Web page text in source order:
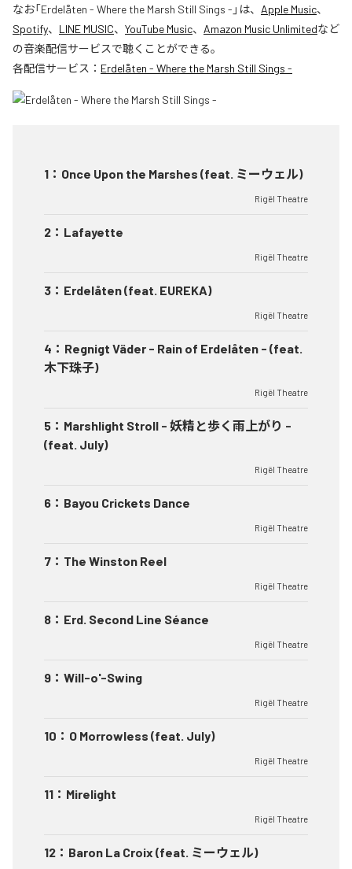
なお「Erdelåten - Where the Marsh Still Sings - 」は、 Apple Music、
Spotify、 LINE MUSIC、 YouTube Music、 Amazon Music Unlimitedなど
の音楽配信サービスで聴くことができる。
各配信サービス： Erdelåten - Where the Marsh Still Sings -
1 ： Once Upon the Marshes (feat. ミーウェル)
Rigël Theatre
2 ： Lafayette
Rigël Theatre
3 ： Erdelåten (feat. EUREKA)
Rigël Theatre
4 ： Regnigt Väder - Rain of Erdelåten - (feat.
木下珠子)
Rigël Theatre
5 ： Marshlight Stroll - 妖精と歩く雨上がり -
(feat. July)
Rigël Theatre
6 ： Bayou Crickets Dance
Rigël Theatre
7 ： The Winston Reel
Rigël Theatre
8 ： Erd. Second Line Séance
Rigël Theatre
9 ： Will-o'-Swing
Rigël Theatre
10 ： O Morrowless (feat. July)
Rigël Theatre
11 ： Mirelight
Rigël Theatre
12 ： Baron La Croix (feat. ミーウェル)